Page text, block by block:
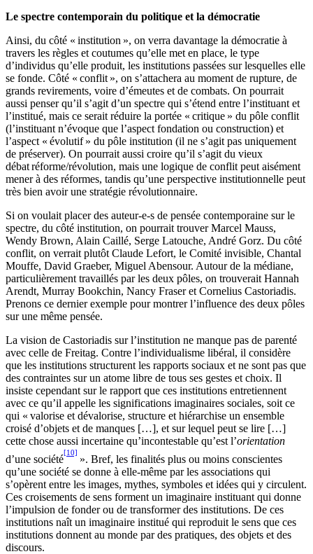
Le spectre contemporain du politique et la démocratie
Ainsi, du côté « institution », on verra davantage la démocratie à
travers les règles et coutumes qu’elle met en place, le type
d’individus qu’elle produit, les institutions passées sur lesquelles elle
se fonde. Côté « conflit », on s’attachera au moment de rupture, de
grands revirements, voire d’émeutes et de combats. On pourrait
aussi penser qu’il s’agit d’un spectre qui s’étend entre l’instituant et
l’institué, mais ce serait réduire la portée « critique » du pôle conflit
(l’instituant n’évoque que l’aspect fondation ou construction) et
l’aspect « évolutif » du pôle institution (il ne s’agit pas uniquement
de préserver). On pourrait aussi croire qu’il s’agit du vieux
débat réforme/révolution, mais une logique de conflit peut aisément
mener à des réformes, tandis qu’une perspective institutionnelle peut
très bien avoir une stratégie révolutionnaire.
Si on voulait placer des auteur-e-s de pensée contemporaine sur le
spectre, du côté institution, on pourrait trouver Marcel Mauss,
Wendy Brown, Alain Caillé, Serge Latouche, André Gorz. Du côté
conflit, on verrait plutôt Claude Lefort, le Comité invisible, Chantal
Mouffe, David Graeber, Miguel Abensour. Autour de la médiane,
particulièrement travaillés par les deux pôles, on trouverait Hannah
Arendt, Murray Bookchin, Nancy Fraser et Cornelius Castoriadis.
Prenons ce dernier exemple pour montrer l’influence des deux pôles
sur une même pensée.
La vision de Castoriadis sur l’institution ne manque pas de parenté
avec celle de Freitag. Contre l’individualisme libéral, il considère
que les institutions structurent les rapports sociaux et ne sont pas que
des contraintes sur un atome libre de tous ses gestes et choix. Il
insiste cependant sur le rapport que ces institutions entretiennent
avec ce qu’il appelle les significations imaginaires sociales, soit ce
qui « valorise et dévalorise, structure et hiérarchise un ensemble
croisé d’objets et de manques […], et sur lequel peut se lire […]
cette chose aussi incertaine qu’incontestable qu’est l’orientation
d’une société
[10]
». Bref, les finalités plus ou moins conscientes
qu’une société se donne à elle-même par les associations qui
s’opèrent entre les images, mythes, symboles et idées qui y circulent.
Ces croisements de sens forment un imaginaire instituant qui donne
l’impulsion de fonder ou de transformer des institutions. De ces
institutions naît un imaginaire institué qui reproduit le sens que ces
institutions donnent au monde par des pratiques, des objets et des
discours.